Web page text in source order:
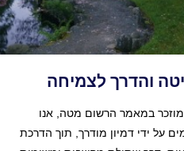
והדרך לצמיחה
במאמר הרשום מטה, אנו
על ידי דמיון מודרך, תוך הדרכת